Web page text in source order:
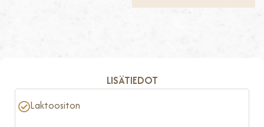
LISÄTIEDOT
Laktoositon